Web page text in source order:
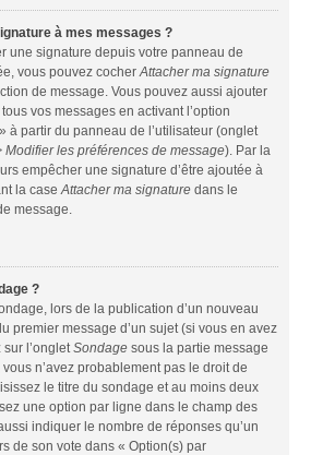
à mes messages ?
une signature depuis votre panneau de
vous pouvez cocherAttacher ma signature
de message. Vous pouvez aussi ajouter
vos messages en activant l’option
à partir du panneau de l’utilisateur (onglet
Modifier les préférences de message). Par la
empêcher une signature d’être ajoutée à
la caseAttacher ma signature dans le
message.
?
lors de la publication d’un nouveau
premier message d’un sujet (si vous en avez
l’ongletSondage sous la partie message
n’avez probablement pas le droit de
le titre du sondage et au moins deux
une option par ligne dans le champ des
indiquer le nombre de réponses qu’un
de son vote dans « Option(s) par